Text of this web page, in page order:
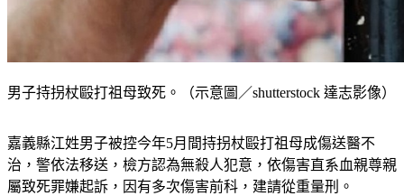
男子持拐杖毆打祖母致死。（示意圖／shutterstock 達志影像）
嘉義縣江姓男子被控今年5月間持拐杖毆打祖母成傷送醫不
治，警依法移送，檢方認為無殺人犯意，依傷害直系血親尊親
屬致死罪嫌起訴，因有多次傷害前科，建請從重量刑。